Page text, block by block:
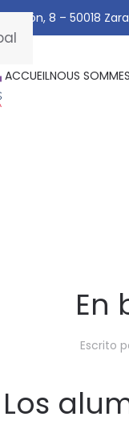
8 – 50018
ACCUEILNOUS SOMMES
En
Escrito
Los